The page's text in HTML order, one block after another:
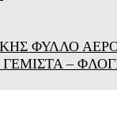
ΦΥΛΛΟ
–